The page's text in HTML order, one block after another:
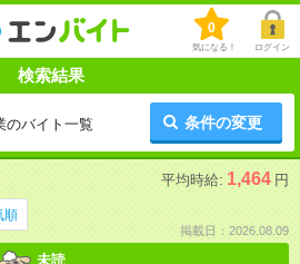
0
気になる！ ログイン
検索結果
のバイト一覧 条件の変更
平均時給: 1,464 円
順
掲載日：2026.08.09
未読